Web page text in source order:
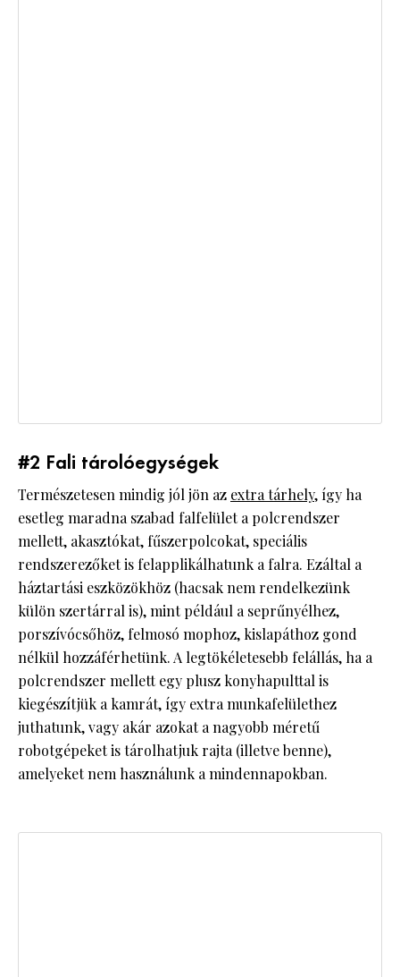
#2 Fali tárolóegységek
Természetesen mindig jól jön az extra tárhely, így ha
esetleg maradna szabad falfelület a polcrendszer
mellett, akasztókat, fűszerpolcokat, speciális
rendszerezőket is felapplikálhatunk a falra. Ezáltal a
háztartási eszközökhöz (hacsak nem rendelkezünk
külön szertárral is), mint például a seprűnyélhez,
porszívócsőhöz, felmosó mophoz, kislapáthoz gond
nélkül hozzáférhetünk. A legtökéletesebb felállás, ha a
polcrendszer mellett egy plusz konyhapulttal is
kiegészítjük a kamrát, így extra munkafelülethez
juthatunk, vagy akár azokat a nagyobb méretű
robotgépeket is tárolhatjuk rajta (illetve benne),
amelyeket nem használunk a mindennapokban.